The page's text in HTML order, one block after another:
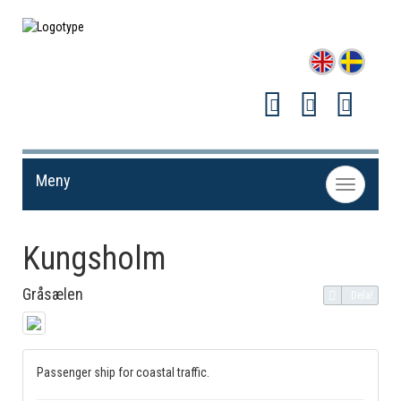
Toggle
navigation
Meny
Kungsholm
Gråsælen Dela!
Passenger ship for coastal traffic.